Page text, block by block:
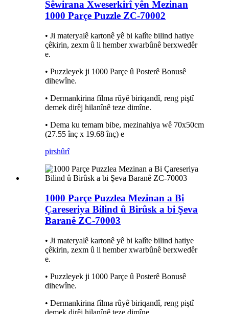
Sêwirana Xweserkirî yên Mezinan
1000 Parçe Puzzle ZC-70002
• Ji materyalê kartonê yê bi kalîte bilind hatiye
çêkirin, zexm û li hember xwarbûnê berxwedêr
e.
• Puzzleyek ji 1000 Parçe û Posterê Bonusê
dihewîne.
• Dermankirina fîlma rûyê biriqandî, reng piştî
demek dirêj hilanînê teze dimîne.
• Dema ku temam bibe, mezinahiya wê 70x50cm
(27.55 înç x 19.68 înç) e
pirshûrî
1000 Parçe Puzzlea Mezinan a Bi
Çareseriya Bilind û Birûsk a bi Şeva
Baranê ZC-70003
• Ji materyalê kartonê yê bi kalîte bilind hatiye
çêkirin, zexm û li hember xwarbûnê berxwedêr
e.
• Puzzleyek ji 1000 Parçe û Posterê Bonusê
dihewîne.
• Dermankirina fîlma rûyê biriqandî, reng piştî
demek dirêj hilanînê teze dimîne.